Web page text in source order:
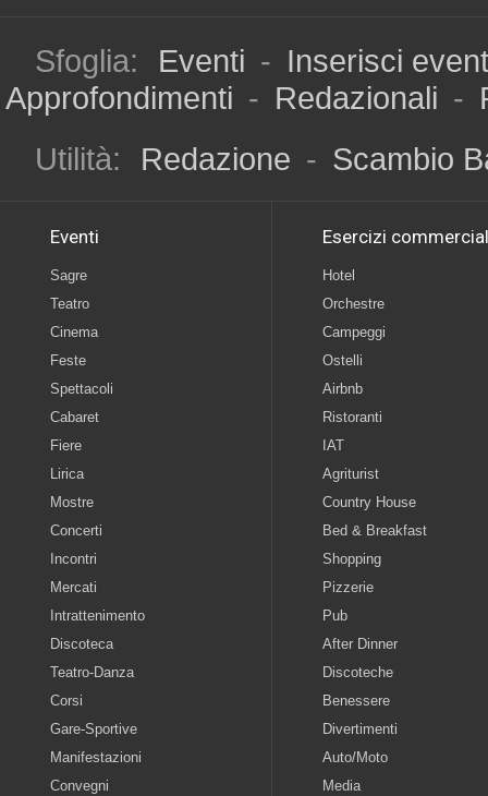
Sfoglia: Eventi - Inserisci
Approfondimenti - Redazionali -
Utilità:
Redazione - Scambio
Eventi
Sagre
Teatro
Cinema
Feste
Spettacoli
Cabaret
Fiere
Lirica
Mostre
Concerti
Incontri
Mercati
Intrattenimento
Discoteca
Teatro-Danza
Corsi
Gare-Sportive
Manifestazioni
Convegni
Esercizi
Hotel
Orchestre
Campeggi
Ostelli
Airbnb
Ristoranti
IAT
Agriturist
Country House
Bed & Breakfast
Shopping
Pizzerie
Pub
After Dinner
Discoteche
Benessere
Divertimenti
Auto/Moto
Media